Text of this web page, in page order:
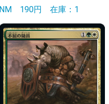
NM 190円 在庫：1